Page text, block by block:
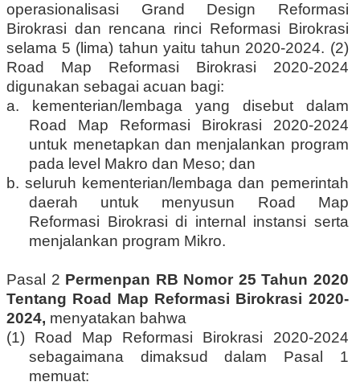
operasionalisasi Grand Design Reformasi
Birokrasi dan rencana rinci Reformasi Birokrasi
selama 5 (lima) tahun yaitu tahun 2020-2024. (2)
Road Map Reformasi Birokrasi 2020-2024
digunakan sebagai acuan bagi:
a. kementerian/lembaga yang disebut dalam
Road Map Reformasi Birokrasi 2020-2024
untuk menetapkan dan menjalankan program
pada level Makro dan Meso; dan
b. seluruh kementerian/lembaga dan pemerintah
daerah untuk menyusun Road Map
Reformasi Birokrasi di internal instansi serta
menjalankan program Mikro.
Pasal 2 Permenpan RB Nomor 25 Tahun 2020
Tentang Road Map Reformasi Birokrasi 2020-
2024, menyatakan bahwa
(1) Road Map Reformasi Birokrasi 2020-2024
sebagaimana dimaksud dalam Pasal 1
memuat: